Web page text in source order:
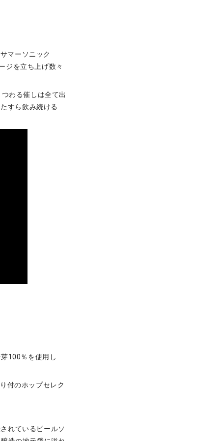
マーソニック
ジを立ち上げ数々
わる催しは全て出
すら飲み続ける
100％を使用し
付のホップセレク
れているビールソ